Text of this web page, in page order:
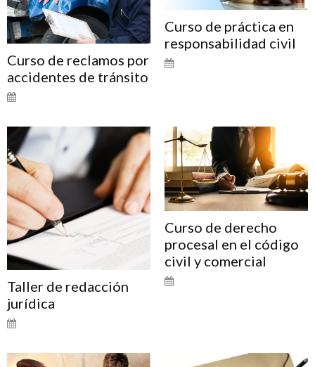
Curso de reclamos por
accidentes de tránsito
Curso de práctica en
responsabilidad civil
Taller de redacción
jurídica
Curso de derecho
procesal en el código
civil y comercial